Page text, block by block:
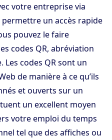
votre entreprise via
un accès rapide
pouvez le faire
codes QR, abréviation
Les codes QR sont un
de manière à ce qu’ils
et ouverts sur un
un excellent moyen
votre emploi du temps
tel que des affiches ou